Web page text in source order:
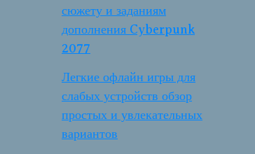
сюжету и заданиям
дополнения Cyberpunk
2077
Легкие офлайн игры для
слабых устройств обзор
простых и увлекательных
вариантов